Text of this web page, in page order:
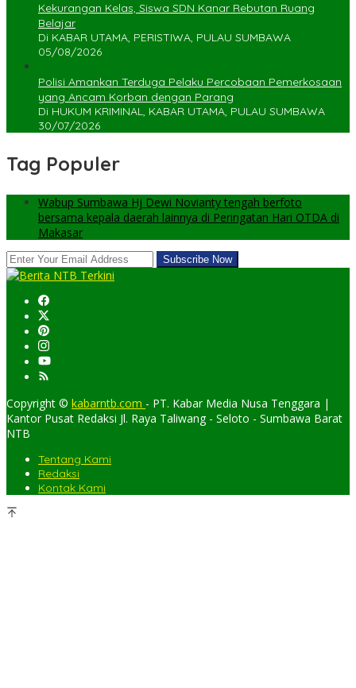
Kekurangan Kelas, Siswa SDN Kanar Rebutan Ruang
Belajar
Di KABAR UTAMA, PERISTIWA, PULAU SUMBAWA
05/08/2026
Polisi Amankan Terduga Pelaku Percobaan Pemerkosaan
yang Ancam Korban dengan Parang
Di HUKUM KRIMINAL, KABAR UTAMA, PULAU SUMBAWA
30/07/2026
Tag Populer
Wabup Sumbawa Hj Dewi Novianty tengah berfoto
bersama kepala daerah lainnya di Peringatan Hari OTDA di
Makasar
Copyright © kabarntb.com - PT. Kabar Media Nusa Tenggara |
Kantor Pusat Redaksi Jl. Raya Taliwang - Seloto - Sumbawa Barat
NTB
Tentang Kami
Redaksi
Kontak Kami